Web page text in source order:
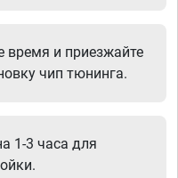
время и приезжайте
чип тюнинга.
1-3 часа для